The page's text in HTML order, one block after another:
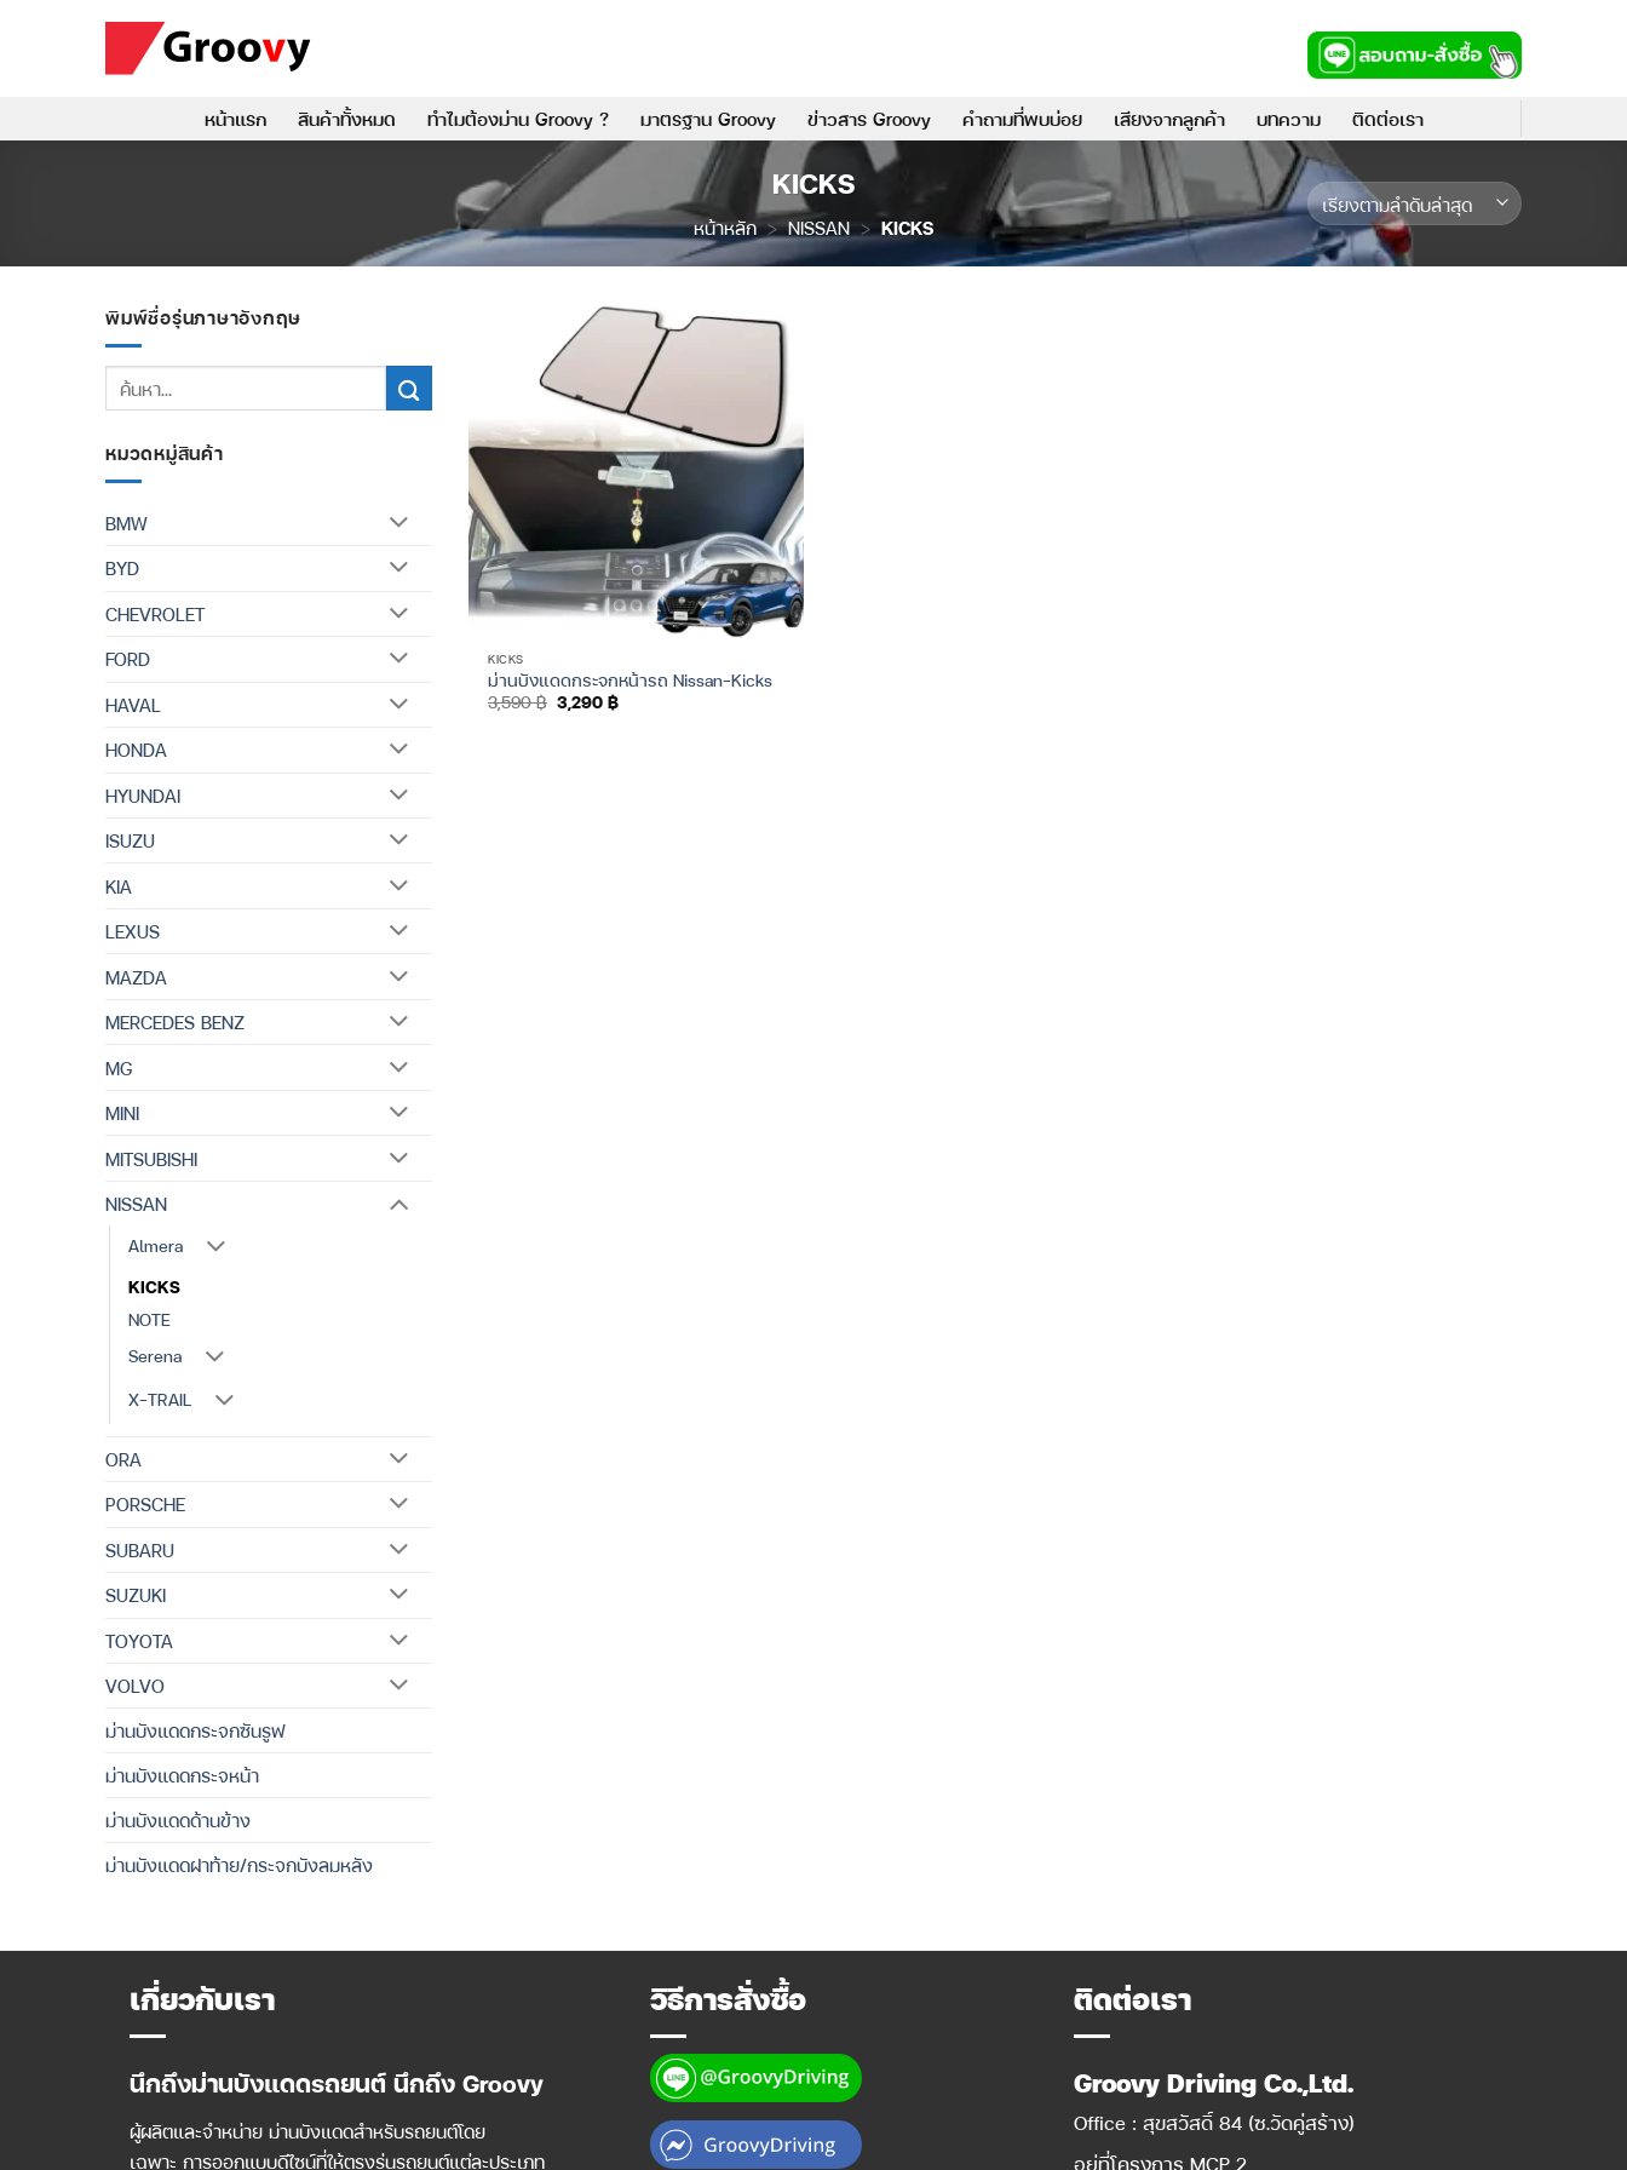
หน้าแรก สินค้าทั้งหมด ทำไมต้องม่าน Groovy ? มาตรฐาน Groovy ข่าวสาร Groovy คำถามที่พบบ่อย เสียงจากลูกค้า บทความ ติดต่อเรา
KICKS
หน้าหลัก > NISSAN > KICKS
พิมพ์ชื่อรุ่นภาษาอังกฤษ
ค้นหา:
หมวดหมู่สินค้า
BMW
BYD
CHEVROLET
FORD
HAVAL
HONDA
HYUNDAI
ISUZU
KIA
LEXUS
MAZDA
MERCEDES BENZ
MG
MINI
MITSUBISHI
NISSAN
Almera
KICKS
NOTE
Serena
X-TRAIL
ORA
PORSCHE
SUBARU
SUZUKI
TOYOTA
VOLVO
ม่านบังแดดกระจกซันรูฟ
ม่านบังแดดกระจหน้า
ม่านบังแดดด้านข้าง
ม่านบังแดดฝาท้าย/กระจกบังลมหลัง
KICKS
ม่านบังแดดกระจกหน้ารถ Nissan-Kicks
3,590฿ Original
price
3,290฿Current
เกี่ยวกับเรา
นึกถึงม่านบังแดดรถยนต์ นึกถึง Groovy
ผู้ผลิตและจำหน่าย ม่านบังแดดสำหรับรถยนต์โดย
เฉพาะ การออกแบบดีไซน์ที่ให้ตรงรุ่นรถยนต์แต่ละประเภท
วิธีการสั่งซื้อ ติดต่อเรา
Groovy Driving Co.,Ltd.
Office : สุขสวัสดิ์ 84 (ซ.วัดคู่สร้าง)
อยู่ที่โครงการ MCP 2